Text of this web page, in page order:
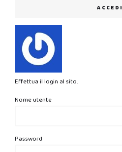
ACCEDI
Effettua il login al sito.
Nome utente
Password